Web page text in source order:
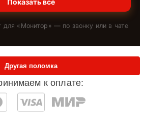
Показать всё
для « Монитор » — по звонку или в чате
к оплате:
Другая поломка